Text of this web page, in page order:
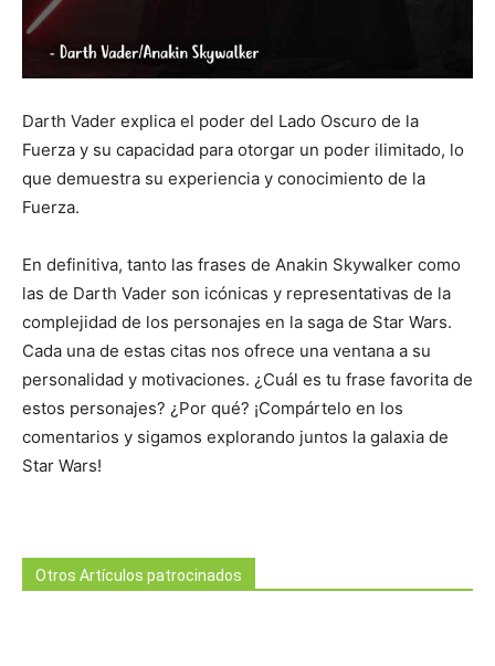
Darth Vader explica el poder del Lado Oscuro de la
Fuerza y su capacidad para otorgar un poder ilimitado, lo
que demuestra su experiencia y conocimiento de la
Fuerza.
En definitiva, tanto las frases de Anakin Skywalker como
las de Darth Vader son icónicas y representativas de la
complejidad de los personajes en la saga de Star Wars.
Cada una de estas citas nos ofrece una ventana a su
personalidad y motivaciones. ¿Cuál es tu frase favorita de
estos personajes? ¿Por qué? ¡Compártelo en los
comentarios y sigamos explorando juntos la galaxia de
Star Wars!
Otros Artículos patrocinados